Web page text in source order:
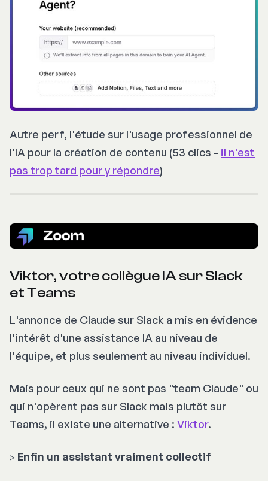
Autre perf, l'étude sur l'usage professionnel de
l'IA pour la création de contenu (53 clics - il n'est
pas trop tard pour y répondre)
Viktor, votre collègue IA sur Slack
et Teams
L'annonce de Claude sur Slack a mis en évidence
l'intérêt d'une assistance IA au niveau de
l'équipe, et plus seulement au niveau individuel.
Mais pour ceux qui ne sont pas "team Claude" ou
qui n'opèrent pas sur Slack mais plutôt sur
Teams, il existe une alternative : Viktor.
▹ Enfin un assistant vraiment collectif